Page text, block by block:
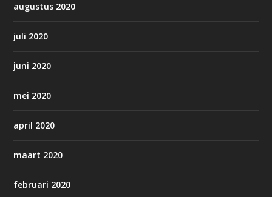
augustus 2020
juli 2020
juni 2020
mei 2020
april 2020
maart 2020
februari 2020